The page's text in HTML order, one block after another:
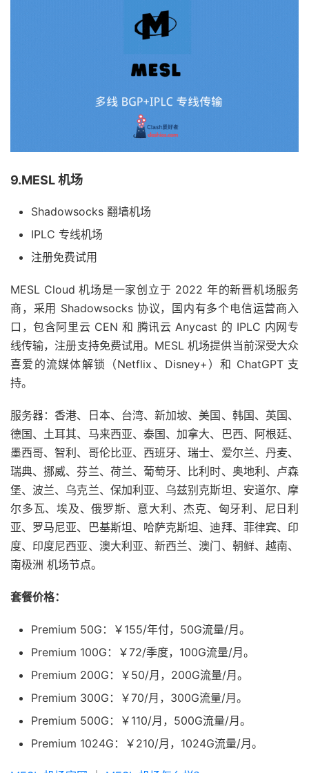
9.MESL 机场
Shadowsocks 翻墙机场
IPLC 专线机场
注册免费试用
MESL Cloud 机场是一家创立于 2022 年的新晋机场服务
商，采用 Shadowsocks 协议，国内有多个电信运营商入
口，包含阿里云 CEN 和 腾讯云 Anycast 的 IPLC 内网专
线传输，注册支持免费试用。MESL 机场提供当前深受大众
喜爱的流媒体解锁（Netflix、Disney+）和 ChatGPT 支
持。
服务器：香港、日本、台湾、新加坡、美国、韩国、英国、
德国、土耳其、马来西亚、泰国、加拿大、巴西、阿根廷、
墨西哥、智利、哥伦比亚、西班牙、瑞士、爱尔兰、丹麦、
瑞典、挪威、芬兰、荷兰、葡萄牙、比利时、奥地利、卢森
堡、波兰、乌克兰、保加利亚、乌兹别克斯坦、安道尔、摩
尔多瓦、埃及、俄罗斯、意大利、杰克、匈牙利、尼日利
亚、罗马尼亚、巴基斯坦、哈萨克斯坦、迪拜、菲律宾、印
度、印度尼西亚、澳大利亚、新西兰、澳门、朝鲜、越南、
南极洲 机场节点。
套餐价格：
Premium 50G：￥155/年付，50G流量/月。
Premium 100G：￥72/季度，100G流量/月。
Premium 200G：￥50/月，200G流量/月。
Premium 300G：￥70/月，300G流量/月。
Premium 500G：￥110/月，500G流量/月。
Premium 1024G：￥210/月，1024G流量/月。